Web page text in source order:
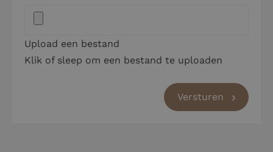
Upload een bestand
Klik of sleep om een bestand te uploaden
Versturen